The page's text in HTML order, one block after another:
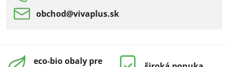
obchod​@vivaplus​.sk
eco-bio obaly pre